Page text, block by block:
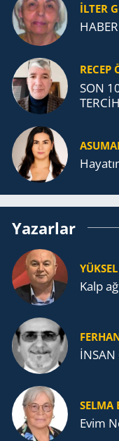
İLTER
RECEP
SON
Yazarlar
Kalp
İNSAN
SELMA
Evim